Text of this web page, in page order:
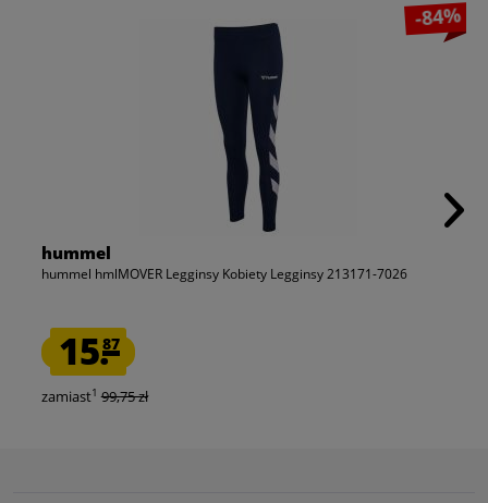
-84%
hummel
hummel hmlMOVER Legginsy Kobiety Legginsy 213171-7026
15.87
zamiast1 99,75 zł